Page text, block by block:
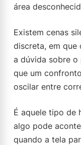
área
Existem cenas
discreta, em que
a dúvida sobre o
que um
oscilar entre
É aquele tipo de
algo pode
quando a tela